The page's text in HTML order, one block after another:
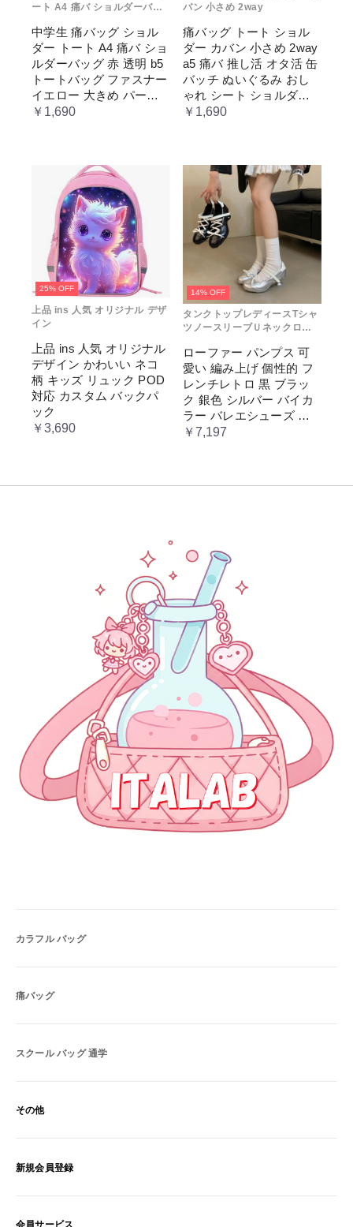
ート A4 痛バ ショルダーバッ
中学生 痛バッグ ショル
ダー トート A4 痛バ ショ
ルダーバッグ 赤 透明 b5
トートバッグ ファスナー
イエロー 大きめ パープ
ル 水色 いたばっく 痛バ
推し色 肩掛け レディー
￥1,690
バン 小さめ 2way
痛バッグ トート ショル
ダー カバン 小さめ 2way
a5 痛バ 推し活 オタ活 缶
バッチ ぬいぐるみ おし
ゃれ シート ショルダー
バッグ 透明 ポケット ク
￥1,690
25% OFF
上品 ins 人気 オリジナル デザ
イン
上品 ins 人気 オリジナル
デザイン かわいい ネコ
柄 キッズ リュック POD
対応 カスタム バックパ
ック
￥3,690
14% OFF
タンクトップレディースTシャ
ツノースリーブＵネックロゴ
ローファー パンプス 可
愛い 編み上げ 個性的 フ
レンチレトロ 黒 ブラッ
ク 銀色 シルバー バイカ
ラー バレエシューズ 変
形ヒール 3.5cm ガーリー
￥7,197
カラフル バッグ
痛バッグ
スクール バッグ 通学
その他
新規会員登録
会員サービス